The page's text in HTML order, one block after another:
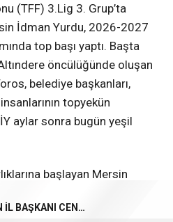
YENİ PARTİ MERSİN İL BAŞKANI CENGİZ GÖKÇEL
(TFF) 3.Lig 3. Grup’ta
İdman Yurdu, 2026-2027
top başı yaptı. Başta
öncülüğünde oluşan
belediye başkanları,
topyekün
aylar sonra bugün yeşil
başlayan Mersin
Murat Altındere ve yeni
edilen konulara ilişkin